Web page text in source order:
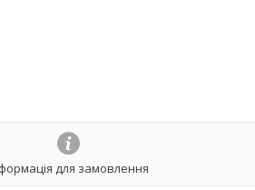
для замовлення